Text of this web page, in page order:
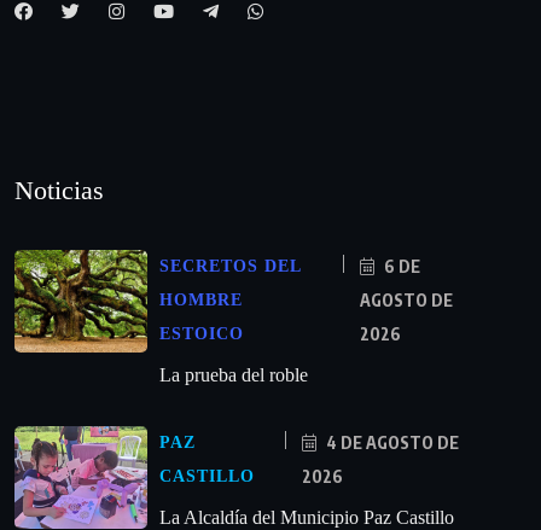
Noticias
SECRETOS DEL
HOMBRE
ESTOICO
6 DE
AGOSTO DE
2026
La prueba del roble
PAZ
CASTILLO
4 DE AGOSTO DE
2026
La Alcaldía del Municipio Paz Castillo